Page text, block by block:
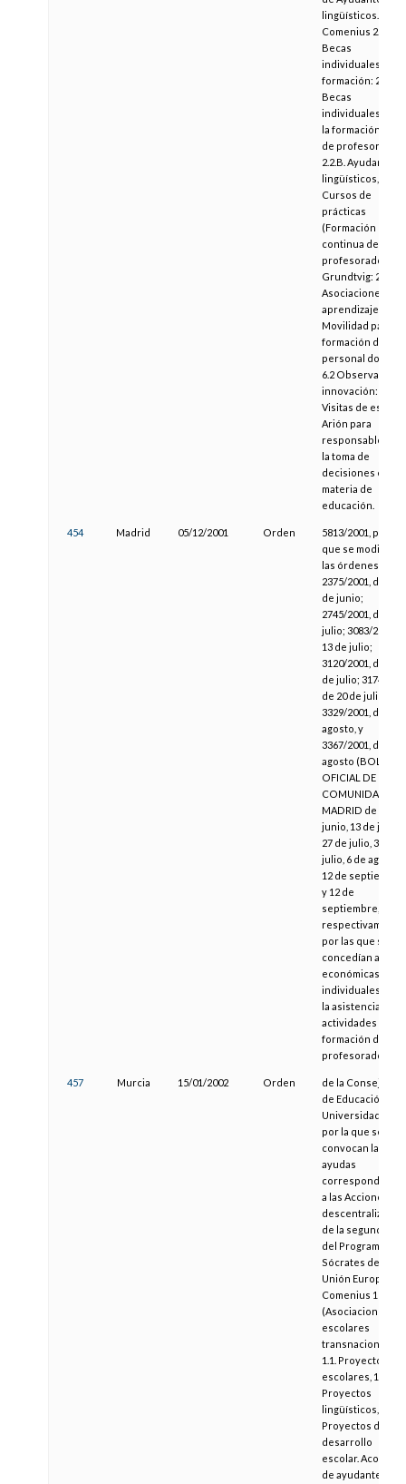
lingüísticos.
Comenius 2.2:
Becas
individuales de
formación: 2.2.A.
Becas
individuales para
la formación
de profesores,
2.2.B. Ayudantes
lingüísticos, 2.2.C.
Cursos de
prácticas
(Formación
continua del
profesorado).
Grundtvig: 2.
Asociaciones de
aprendizaje y 3.
Movilidad para la
formación del
personal
6.2 Observación
innovación:
Visitas de estudio
Arión para
responsables en
la toma de
decisiones en
materia de
educación.
454 Madrid 05/12/2001 Orden
5813/2001, por la
que se modifican
las órdenes
2375/2001, de 14
de junio;
2745/2001, de 4 de
julio; 3083/2001,
13 de julio;
3120/2001, de 17
de julio; 3174/
de 20 de julio;
3329/2001, de 2 de
agosto, y
3367/2001, de 3 de
agosto (BOLETÍN
OFICIAL DE LA
COMUNIDAD DE
MADRID de 29 de
junio, 13 de julio,
27 de julio, 30 de
julio, 6 de agosto,
12 de septiembre
y 12 de
septiembre,
por las que se
concedían
económicas
individuales para
la asistencia a
actividades de
formación del
profesorado.
457 Murcia 15/01/2002 Orden
de la Consejería
de Educación y
Universidades,
por la que se
convocan las
ayudas
a las Acciones
descentralizadas
de la segunda
del Programa
Sócrates de la
Unión Europea:
Comenius 1
(Asociaciones
escolares
transnacionales):
1.1. Proyectos
escolares, 1.2.
Proyectos
lingüísticos, 1.3.
Proyectos de
desarrollo
escolar. Acogida
de ayudantes